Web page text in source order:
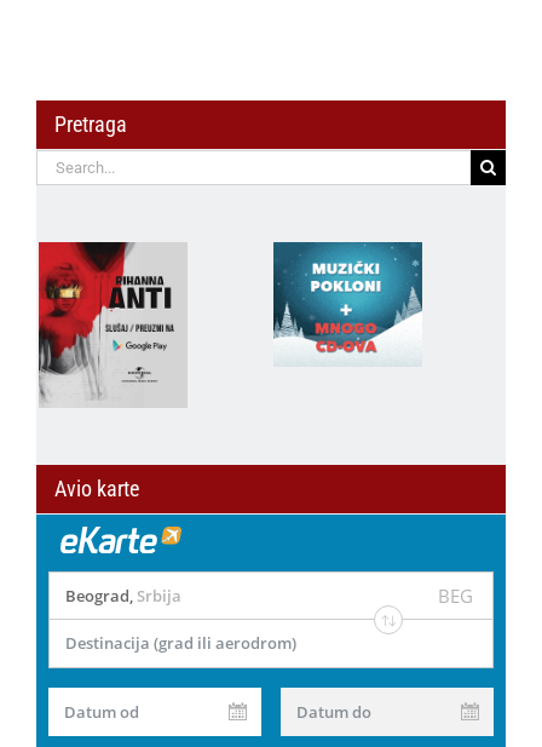
Pretraga
Search
for:
Avio karte
Beograd Srbija BEG
Destinacija (grad ili aerodrom)
Datum od Datum do